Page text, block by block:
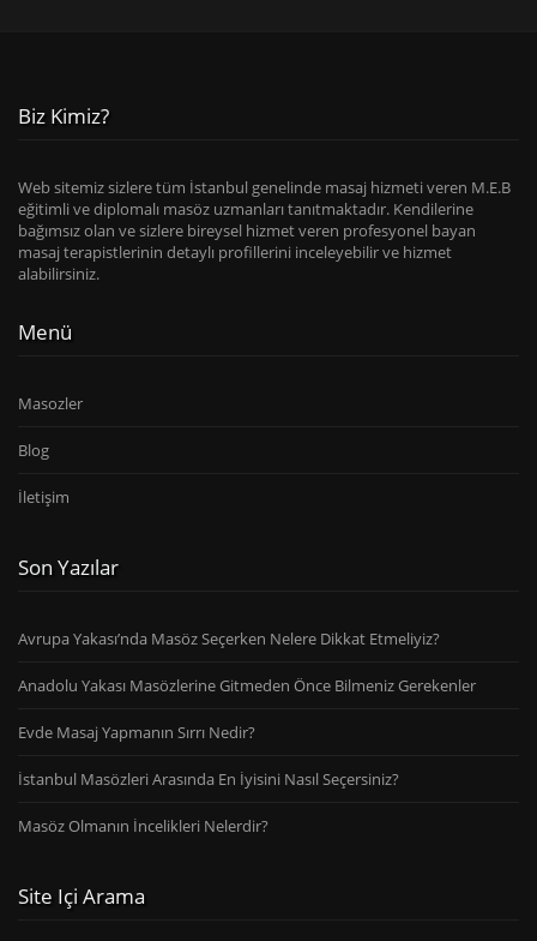
Biz Kimiz?
Web sitemiz sizlere tüm İstanbul genelinde masaj hizmeti veren M.E.B
eğitimli ve diplomalı masöz uzmanları tanıtmaktadır. Kendilerine
bağımsız olan ve sizlere bireysel hizmet veren profesyonel bayan
masaj terapistlerinin detaylı profillerini inceleyebilir ve hizmet
alabilirsiniz.
Menü
Masozler
Blog
İletişim
Son Yazılar
Avrupa Yakası’nda Masöz Seçerken Nelere Dikkat Etmeliyiz?
Anadolu Yakası Masözlerine Gitmeden Önce Bilmeniz Gerekenler
Evde Masaj Yapmanın Sırrı Nedir?
İstanbul Masözleri Arasında En İyisini Nasıl Seçersiniz?
Masöz Olmanın İncelikleri Nelerdir?
Site Içi Arama